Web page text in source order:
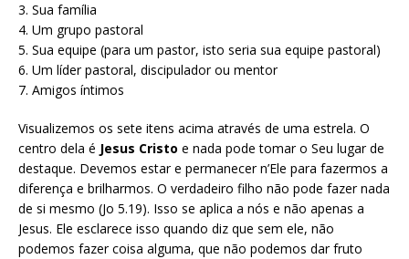
3. Sua família
4. Um grupo pastoral
5. Sua equipe (para um pastor, isto seria sua equipe pastoral)
6. Um líder pastoral, discipulador ou mentor
7. Amigos íntimos
Visualizemos os sete itens acima através de uma estrela. O
centro dela é Jesus Cristo e nada pode tomar o Seu lugar de
destaque. Devemos estar e permanecer n’Ele para fazermos a
diferença e brilharmos. O verdadeiro filho não pode fazer nada
de si mesmo (Jo 5.19). Isso se aplica a nós e não apenas a
Jesus. Ele esclarece isso quando diz que sem ele, não
podemos fazer coisa alguma, que não podemos dar fruto